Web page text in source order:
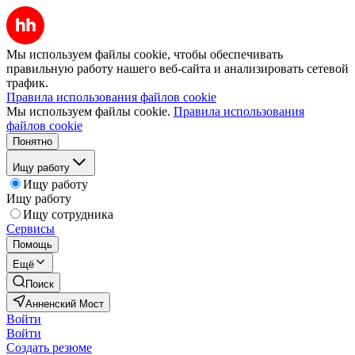
Мы используем файлы cookie, чтобы обеспечивать
правильную работу нашего веб-сайта и анализировать сетевой
трафик.
Правила использования файлов cookie
Мы используем файлы cookie. Правила использования
файлов cookie
Понятно
Ищу работу
Ищу работу
Ищу работу
Ищу сотрудника
Сервисы
Помощь
Ещё
Поиск
Анненский Мост
Войти
Войти
Создать резюме